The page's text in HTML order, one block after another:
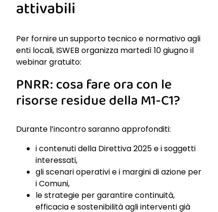
attivabili
Per fornire un supporto tecnico e normativo agli
enti locali, ISWEB organizza martedì 10 giugno il
webinar gratuito:
PNRR: cosa fare ora con le
risorse residue della M1-C1?
Durante l’incontro saranno approfonditi:
i contenuti della Direttiva 2025 e i soggetti
interessati,
gli scenari operativi e i margini di azione per
i Comuni,
le strategie per garantire continuità,
efficacia e sostenibilità agli interventi già